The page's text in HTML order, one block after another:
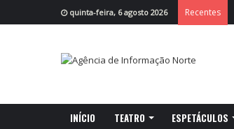
quinta-feira, 6 agosto 2026 Recentes
INÍCIO TEATRO ESPETÁCULOS